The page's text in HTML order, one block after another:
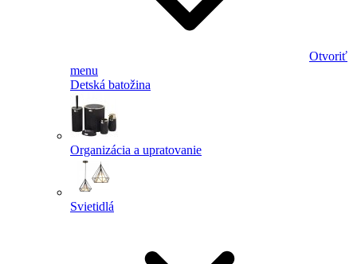
Otvoriť
menu
Detská batožina
Organizácia a upratovanie
Svietidlá